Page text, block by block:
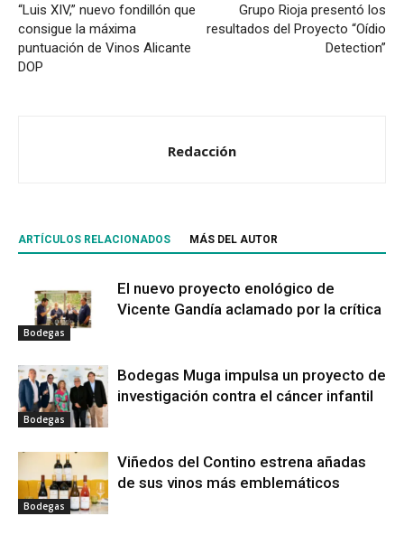
“Luis XIV,” nuevo fondillón que
consigue la máxima
puntuación de Vinos Alicante
DOP
Grupo Rioja presentó los
resultados del Proyecto “Oídio
Detection”
Redacción
ARTÍCULOS RELACIONADOS MÁS DEL AUTOR
Bodegas
El nuevo proyecto enológico de
Vicente Gandía aclamado por la crítica
Bodegas
Bodegas Muga impulsa un proyecto de
investigación contra el cáncer infantil
Bodegas
Viñedos del Contino estrena añadas
de sus vinos más emblemáticos